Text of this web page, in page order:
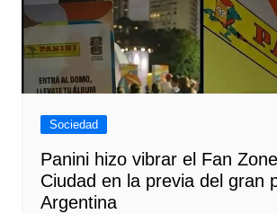
Sociedad
Panini hizo vibrar el Fan
Ciudad en la previa del gran
Argentina